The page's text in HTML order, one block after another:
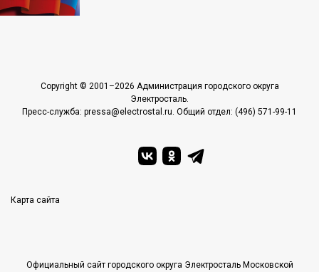
Copyright © 2001–2026 Администрация городского округа
Электросталь.
Пресс-служба: pressa@electrostal.ru. Общий отдел: (496) 571-99-11
Карта сайта
Официальный сайт городского округа Электросталь Московской